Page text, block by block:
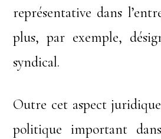
représentative dans
plus, par exemple,
syndical.
Outre cet aspect
politique important